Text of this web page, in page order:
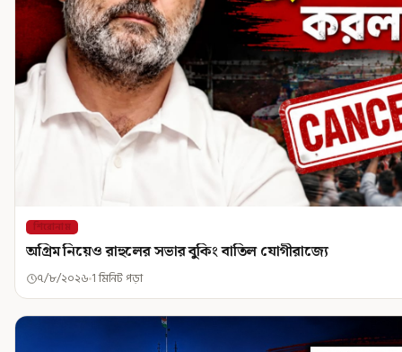
শিরোনাম
অগ্রিম নিয়েও রাহুলের সভার বুকিং বাতিল যোগীরাজ্যে
৭/৮/২০২৬ 1 মিনিট পড়া